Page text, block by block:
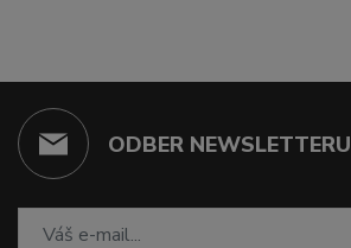
ODBER NEWSLETTERU